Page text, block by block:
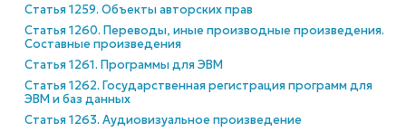
Статья 1259. Объекты авторских прав
Статья 1260. Переводы, иные производные произведения.
Составные произведения
Статья 1261. Программы для ЭВМ
Статья 1262. Государственная регистрация программ для
ЭВМ и баз данных
Статья 1263. Аудиовизуальное произведение